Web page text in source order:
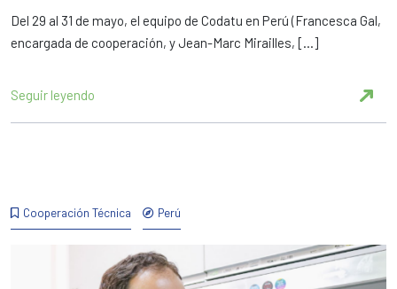
Del 29 al 31 de mayo, el equipo de Codatu en Perú (Francesca Gal,
encargada de cooperación, y Jean-Marc Mirailles, […]
Seguir leyendo
Cooperación Técnica Perú